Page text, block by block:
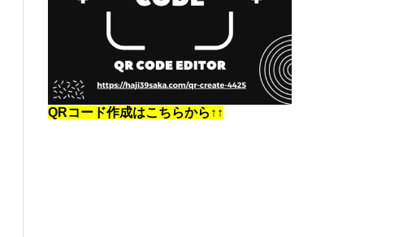
QRコード作成はこちらから↑↑